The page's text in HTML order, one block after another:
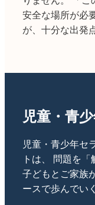
安全な場所が必
が、十分な出発
児童・青
児童・青少年セ
トは、 問題を
子どもとご家族
ースで歩んでい